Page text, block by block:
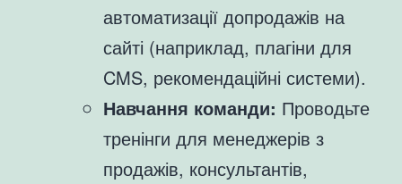
автоматизації допродажів на
сайті (наприклад, плагіни для
CMS, рекомендаційні системи).
Навчання команди: Проводьте
тренінги для менеджерів з
продажів, консультантів,